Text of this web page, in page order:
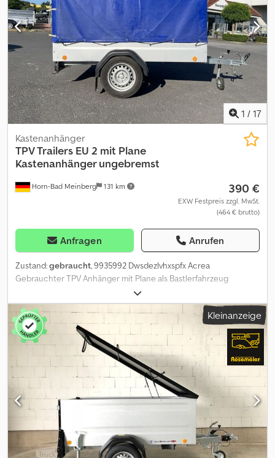
Werkstattgeprüft Auf Wunsch mit neuem TÜV Mögliche weitere
Optionen und Zubehör für diesen Anhänger: Flachplane
Diebstahlsicherung mit Schloß Ladungssicherungsnetz
Deichselhaube Zulassung Ihres Anhängers beim
Straßenverkehrsamt
1 / 17
Horn-Bad Meinberg 131 km
Kastenanhänger
TPV Trailers EU 2 mit Plane
Kastenanhänger ungebremst
390 €
EXW Festpreis zzgl. MwSt.
(464 € brutto)
Anfragen Anrufen
Zustand:gebraucht, 9935992 Dwsdezlvhxspfx Acrea
Gebrauchter TPV Anhänger mit Plane als Bastlerfahrzeug
Hersteller: TPV Typ: EU 2 Maße: 2020 x 1075 x 1145 mm L.B.H. Zul.
Gesamtgewicht: 750 kg Leergewicht: ca. 140 kg (Nutzlastangaben
können je nach Ausstattung und Konstruktion abweichen)
Nutzlast ca. 610 kg EZ: 31.03.2015 Plane blau Durchgehende
Deichselholme verbogen, Bodenplatte dadurch nach oben
gewölbt * Schaden siehe Bilder
Kleinanzeige